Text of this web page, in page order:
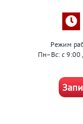
Режим
Пн–Вс: с 9:00